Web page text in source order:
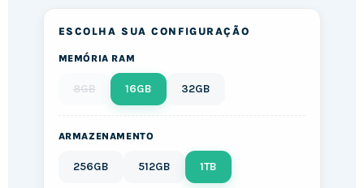
ESCOLHA SUA CONFIGURAÇÃO
MEMÓRIA RAM
8GB 16GB 32GB
ARMAZENAMENTO
256GB 512GB 1TB